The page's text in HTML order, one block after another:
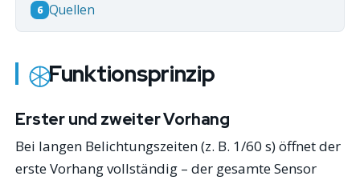
6 Quellen
Funktionsprinzip
Erster und zweiter Vorhang
Bei langen Belichtungszeiten (z. B. 1/60 s) öffnet der
erste Vorhang vollständig – der gesamte Sensor